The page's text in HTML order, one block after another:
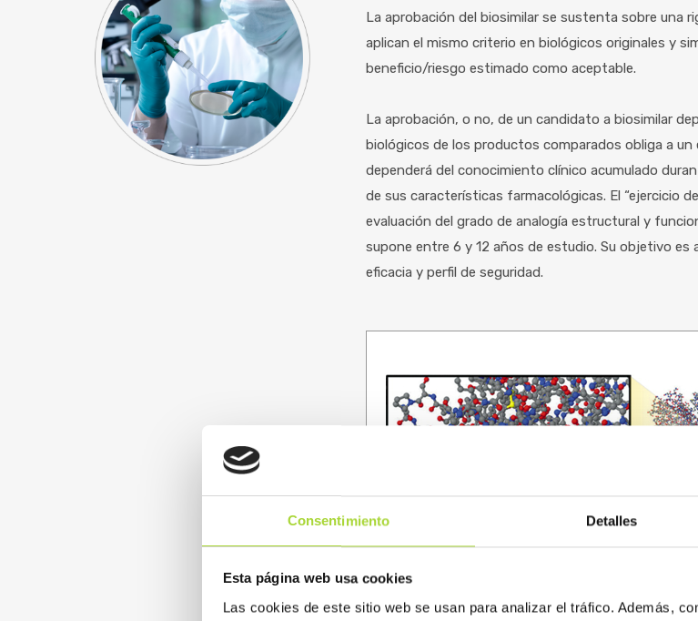
Consentimiento Detalles
Esta página web usa cookies
Las cookies de este sitio web se usan para analizar el tráfico. Además,
La aprobación del biosimilar se sustenta sobre una
aplican el mismo criterio en biológicos originales y
beneficio/riesgo estimado como aceptable.
La aprobación, o no, de un candidato a biosimilar
biológicos de los productos comparados obliga a
dependerá del conocimiento clínico acumulado
de sus características farmacológicas. El “ejercicio
evaluación del grado de analogía estructural y
supone entre 6 y 12 años de estudio. Su objetivo
eficacia y perfil de seguridad.
Comparativa entre un anticuerpo monoclonal